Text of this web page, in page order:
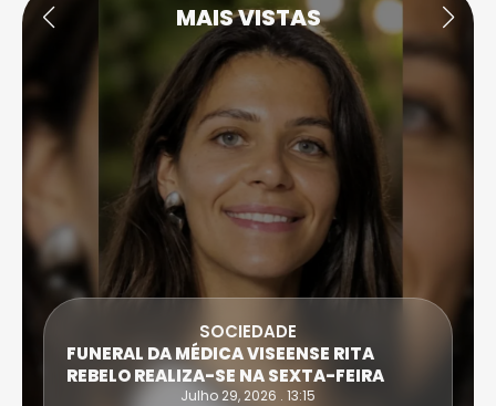
MAIS VISTAS
SOCIEDADE
FUNERAL DA MÉDICA VISEENSE RITA
REBELO REALIZA-SE NA SEXTA-FEIRA
Julho 29, 2026 . 13:15